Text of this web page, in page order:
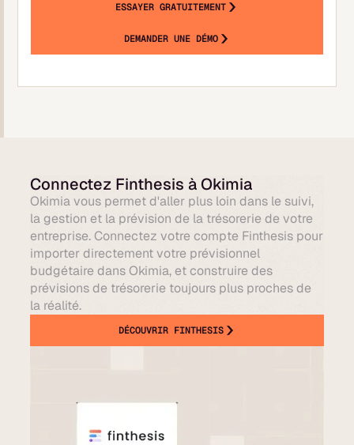
ESSAYER GRATUITEMENT
DEMANDER UNE DÉMO
Connectez Finthesis à Okimia
Okimia vous permet d'aller plus loin dans le suivi,
la gestion et la prévision de la trésorerie de votre
entreprise. Connectez votre compte Finthesis pour
importer directement votre prévisionnel
budgétaire dans Okimia, et construire des
prévisions de trésorerie toujours plus proches de
la réalité.
DÉCOUVRIR FINTHESIS